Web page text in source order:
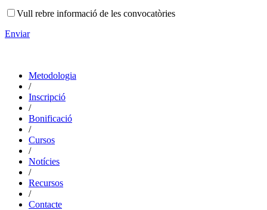
Vull rebre informació de les convocatòries
Enviar
Metodologia
/
Inscripció
/
Bonificació
/
Cursos
/
Notícies
/
Recursos
/
Contacte